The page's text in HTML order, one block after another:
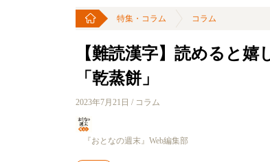
特集・コラム コラム
【難読漢字】読めると
「乾蒸餅」
2023年7月21日 / コラム
『おとなの週末』Web編集部